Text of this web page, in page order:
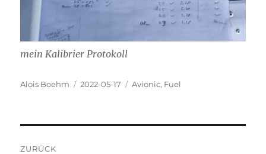
mein Kalibrier Protokoll
Autor
Alois Boehm
Veröffentlicht
2022-05-17 Kategorien
Avionic, Fuel
ZURÜCK